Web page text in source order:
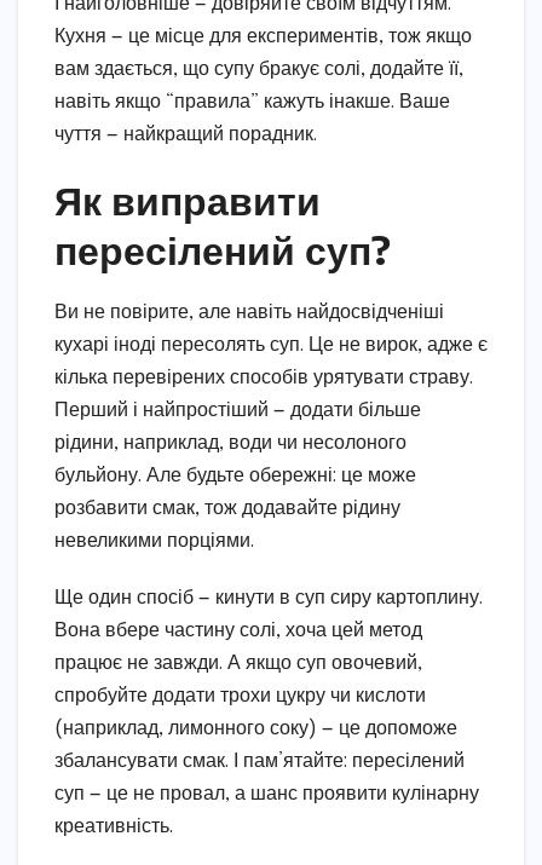
Кухня — це місце для експериментів, тож якщо
вам здається, що супу бракує солі, додайте її,
навіть якщо “правила” кажуть інакше. Ваше
чуття — найкращий порадник.
Як виправити
пересілений суп?
Ви не повірите, але навіть найдосвідченіші
кухарі іноді пересолять суп. Це не вирок, адже є
кілька перевірених способів урятувати страву.
Перший і найпростіший — додати більше
рідини, наприклад, води чи несолоного
бульйону. Але будьте обережні: це може
розбавити смак, тож додавайте рідину
невеликими порціями.
Ще один спосіб — кинути в суп сиру картоплину.
Вона вбере частину солі, хоча цей метод
працює не завжди. А якщо суп овочевий,
спробуйте додати трохи цукру чи кислоти
(наприклад, лимонного соку) — це допоможе
збалансувати смак. І пам’ятайте: пересілений
суп — це не провал, а шанс проявити кулінарну
креативність.